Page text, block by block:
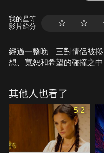
我的星等
影片給分
經過一整晚，三對情侶被
想、寬恕和希望的碰撞之
其他人也看了
5.2